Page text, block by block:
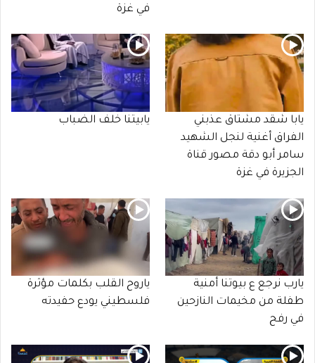
في غزة
يابا شقد مشتاق عذبني
الفراق أغنية لنجل الشهيد
سامر أبو دقة مصور قناة
الجزيرة في غزة
يابيتنا خلف الضباب
يارب نرجع ع بيوتنا أمنية
طفلة من مخيمات النازحين
في رفح
ياروح القلب بكلمات مؤثرة
فلسطيني يودع حفيدته